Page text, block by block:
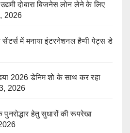
दोबारा बिजनेस लोन लेने के लिए
2026
में मनाया इंटरनेशनल हैप्पी पेट्स डे
2026 डेनिम शो के साथ कर रहा
2026
हेतु सुधारों की रूपरेखा